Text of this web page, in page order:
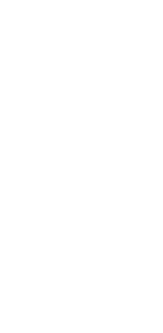
取营生。与之
了前往北极港口摩尔曼斯克
一名电
茨